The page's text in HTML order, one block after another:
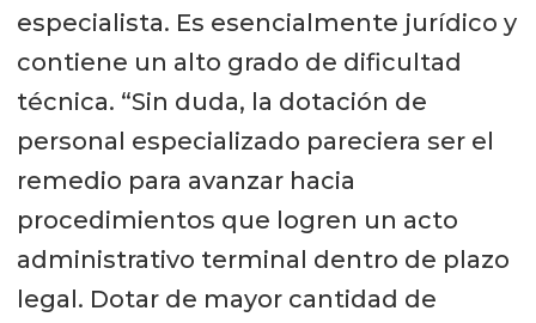
especialista. Es esencialmente jurídico y
contiene un alto grado de dificultad
técnica. “Sin duda, la dotación de
personal especializado pareciera ser el
remedio para avanzar hacia
procedimientos que logren un acto
administrativo terminal dentro de plazo
legal. Dotar de mayor cantidad de